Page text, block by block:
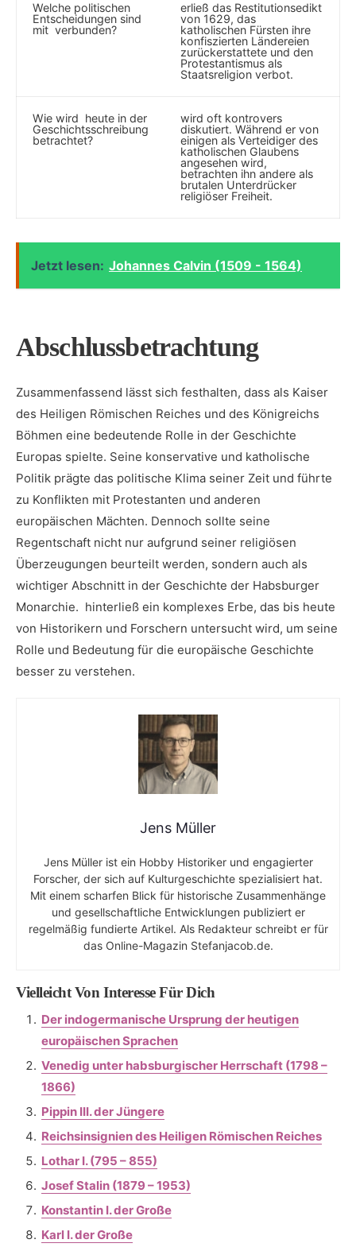
Welche ⁤politischen
Entscheidungen sind
mit ⁣ verbunden?
⁢erließ das Restitutionsedikt
von⁣ 1629, ⁢das⁤
katholischen Fürsten ihre
konfiszierten Ländereien
zurückerstattete und den
Protestantismus als
Staatsreligion verbot.
Wie wird ‌ heute in⁣ der
Geschichtsschreibung
betrachtet?
wird oft kontrovers
diskutiert. Während⁤ er von
einigen als Verteidiger ⁤des
‌katholischen Glaubens
angesehen wird,
betrachten ihn andere als
brutalen Unterdrücker
‍religiöser Freiheit.
Jetzt lesen: Johannes Calvin (1509 - 1564)
Abschlussbetrachtung
Zusammenfassend lässt sich festhalten,⁣ dass als Kaiser
des Heiligen​ Römischen Reiches und ​des Königreichs
Böhmen eine bedeutende Rolle in​ der⁣ Geschichte
Europas spielte. Seine konservative und katholische
Politik⁣ prägte das‍ politische Klima⁢ seiner Zeit und⁣ führte⁤
zu Konflikten ‌mit Protestanten ​und anderen
europäischen Mächten.⁣ Dennoch⁢ sollte seine
⁣Regentschaft nicht​ nur aufgrund seiner religiösen
Überzeugungen​ beurteilt werden, sondern auch als
wichtiger Abschnitt in der ⁣Geschichte der Habsburger
Monarchie. ‌ ​hinterließ ein komplexes Erbe,⁤ das bis heute
von Historikern und ⁣Forschern untersucht⁣ wird,⁣ um seine
Rolle ⁣und Bedeutung für die europäische ⁤Geschichte
besser zu verstehen.
Jens Müller
Jens Müller ist ein Hobby Historiker und engagierter
Forscher, der sich auf Kulturgeschichte spezialisiert hat.
Mit einem scharfen Blick für historische Zusammenhänge
und gesellschaftliche Entwicklungen publiziert er
regelmäßig fundierte Artikel. Als Redakteur schreibt er für
das Online-Magazin Stefanjacob.de.
Vielleicht Von Interesse Für Dich
Der indogermanische Ursprung der heutigen
europäischen Sprachen
Venedig unter habsburgischer Herrschaft (1798 –
1866)
Pippin III. der Jüngere
Reichsinsignien des Heiligen Römischen Reiches
Lothar I. (795 – 855)
Josef Stalin (1879 – 1953)
Konstantin I. der Große
Karl I. der Große